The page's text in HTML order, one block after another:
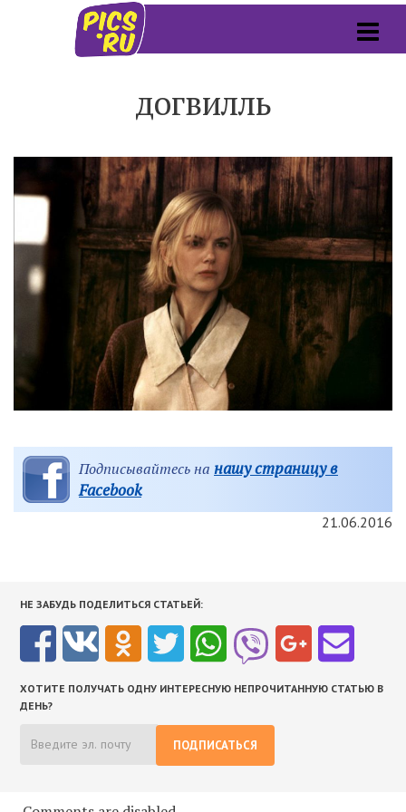
догвилль
Подписывайтесь на нашу страницу в
Facebook
21.06.2016
НЕ ЗАБУДЬ ПОДЕЛИТЬСЯ СТАТЬЕЙ:
ХОТИТЕ ПОЛУЧАТЬ ОДНУ ИНТЕРЕСНУЮ НЕПРОЧИТАННУЮ СТАТЬЮ В
ДЕНЬ?
ПОДПИСАТЬСЯ